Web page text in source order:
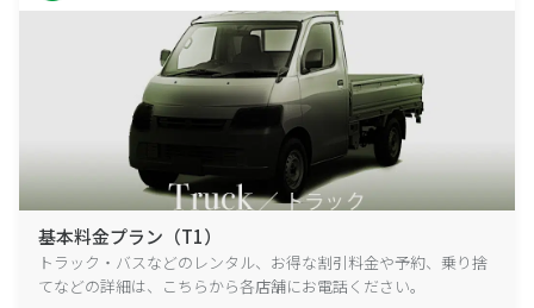
基本料金プラン（T1）
トラック・バスなどのレンタル、お得な割引料金や予約、乗り捨
てなどの詳細は、こちらから各店舗にお電話ください。